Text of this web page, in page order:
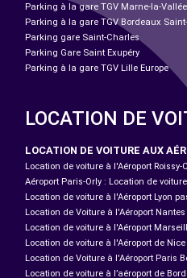
Parking à la gare TGV Marne-la-Vallée
Parking à la gare TGV Bordeaux
Parking gare Saint-Charles
Parking Gare Saint Exupéry
Parking à la gare TGV Lille Europe
LOCATION DE
LOCATION DE VOITURE AUX
Location de voiture à l'Aéroport Roissy-
Aéroport Paris-Orly : Location de
Location de voiture à l'Aéroport Lyon
Location de Voiture à l'Aéroport
Location de voiture à l'Aéroport
Location de voiture à l'Aéroport de
Location de Voiture à l'Aéroport Paris
Location de voiture à l’aéroport de